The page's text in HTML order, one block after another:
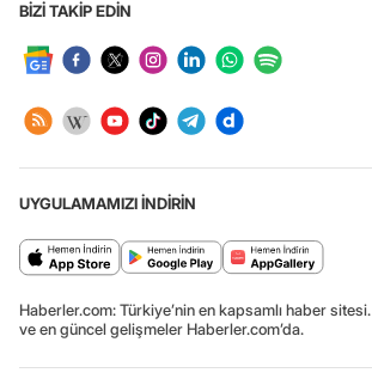
BİZİ TAKİP EDİN
UYGULAMAMIZI İNDİRİN
Haberler.com: Türkiye’nin en kapsamlı haber
ve en güncel gelişmeler Haberler.com’da.